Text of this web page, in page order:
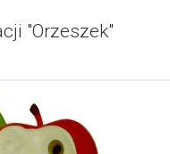
"Orzeszek"